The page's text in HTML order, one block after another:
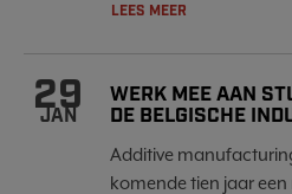
LEES MEER
29
JAN
WERK MEE AAN
DE BELGISCHE
Additive
komende tien jaar een